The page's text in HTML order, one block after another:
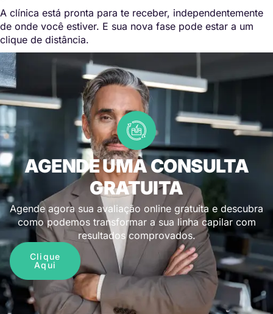
A clínica está pronta para te receber, independentemente
de onde você estiver. E sua nova fase pode estar a um
clique de distância.
AGENDE UMA CONSULTA
GRATUITA
Agende agora sua avaliação online gratuita e descubra
como podemos transformar a sua linha capilar com
resultados comprovados.
Clique
Aqui